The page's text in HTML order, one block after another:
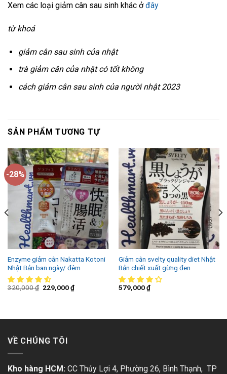
Xem các loại giảm cân sau sinh khác ởđây
từ khoá
giảm cân sau sinh của nhật
trà giảm cân của nhật có tốt không
cách giảm cân sau sinh của người nhật 2023
SẢN PHẨM TƯƠNG TỰ
-28%
Enzyme giảm cân Nakatta Kotoni
Nhật Bản ban ngày/ đêm
320,000₫ 229,000₫
Giảm cân svelty quality diet Nhật
Bản chiết xuất gừng đen
579,000₫
VỀ CHÚNG TÔI
Kho hàng HCM: CC Thủy Lợi 4, Phường 26, Bình Thạnh, TP